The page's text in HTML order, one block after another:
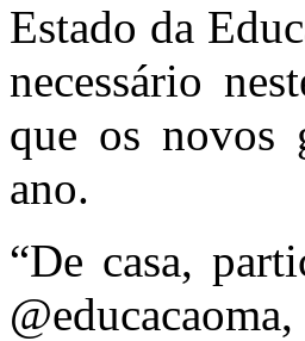
Estado da
necessário
que os novos
ano.
“De casa,